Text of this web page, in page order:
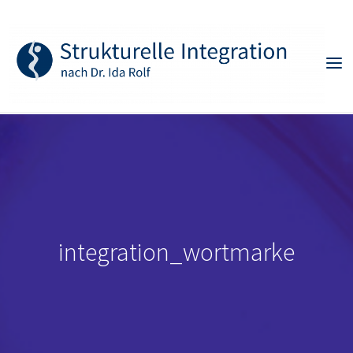
integration_wortmarke